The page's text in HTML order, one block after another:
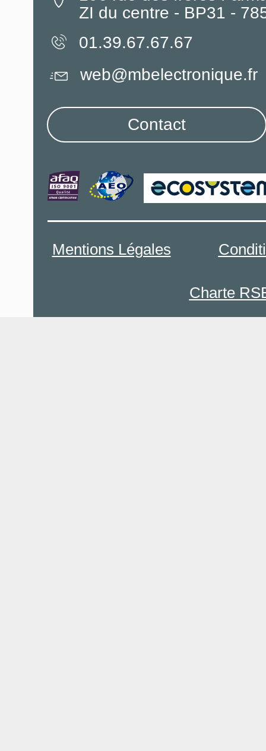
ZI du centre - BP31 -
01.39.67.67.67
Mentions Légales
Charte
web@mbelectronique.fr
Contact